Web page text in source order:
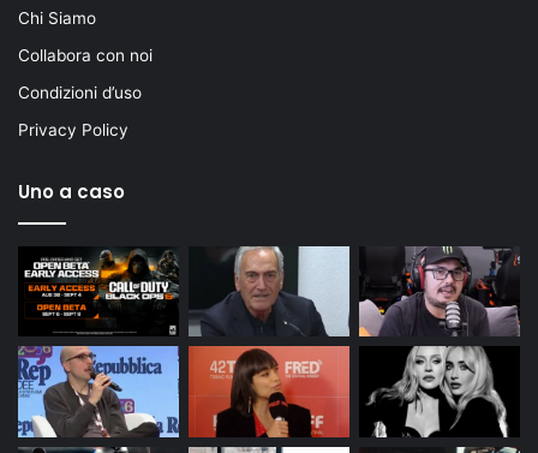
Chi Siamo
Collabora con noi
Condizioni d’uso
Privacy Policy
Uno a caso